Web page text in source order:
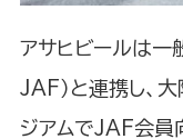
アサヒビールは一
JAF）と連携し、
ジアムでJAF会員